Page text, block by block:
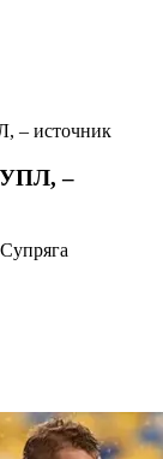
– источник
УПЛ, –